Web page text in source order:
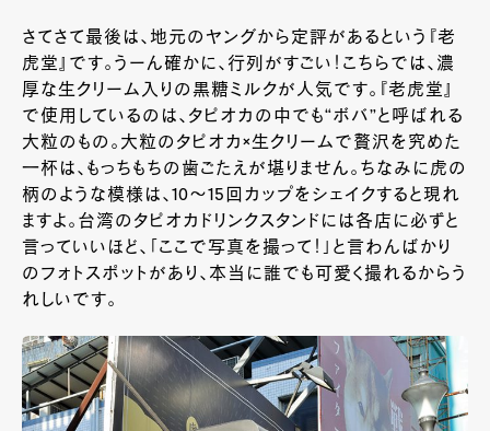
さてさて最後は、地元のヤングから定評があるという『老
虎堂』です。うーん確かに、行列がすごい！こちらでは、濃
厚な生クリーム入りの黒糖ミルクが人気です。『老虎堂』
で使用しているのは、タピオカの中でも“ボバ”と呼ばれる
大粒のもの。大粒のタピオカ×生クリームで贅沢を究めた
一杯は、もっちもちの歯ごたえが堪りません。ちなみに虎の
柄のような模様は、10～15回カップをシェイクすると現れ
ますよ。台湾のタピオカドリンクスタンドには各店に必ずと
言っていいほど、「ここで写真を撮って！」と言わんばかり
のフォトスポットがあり、本当に誰でも可愛く撮れるからう
れしいです。